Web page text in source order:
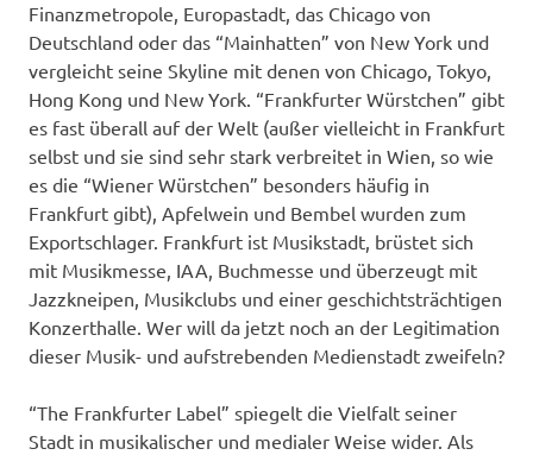
Finanzmetropole, Europastadt, das Chicago von
Deutschland oder das “Mainhatten” von New York und
vergleicht seine Skyline mit denen von Chicago, Tokyo,
Hong Kong und New York. “Frankfurter Würstchen” gibt
es fast überall auf der Welt (außer vielleicht in Frankfurt
selbst und sie sind sehr stark verbreitet in Wien, so wie
es die “Wiener Würstchen” besonders häufig in
Frankfurt gibt), Apfelwein und Bembel wurden zum
Exportschlager. Frankfurt ist Musikstadt, brüstet sich
mit Musikmesse, IAA, Buchmesse und überzeugt mit
Jazzkneipen, Musikclubs und einer geschichtsträchtigen
Konzerthalle. Wer will da jetzt noch an der Legitimation
dieser Musik- und aufstrebenden Medienstadt zweifeln?
“The Frankfurter Label” spiegelt die Vielfalt seiner
Stadt in musikalischer und medialer Weise wider. Als